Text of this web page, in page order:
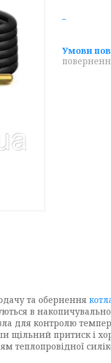
та обернення
в
для контролю
щільний притиск і
теплопровідної